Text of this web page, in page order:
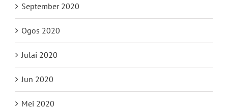
September 2020
Ogos 2020
Julai 2020
Jun 2020
Mei 2020